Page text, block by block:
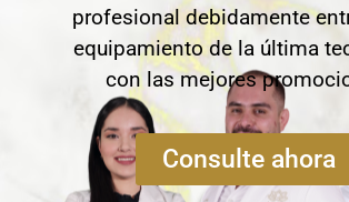
profesional debidamente
equipamiento de la última
con las mejores
Consulte ahora